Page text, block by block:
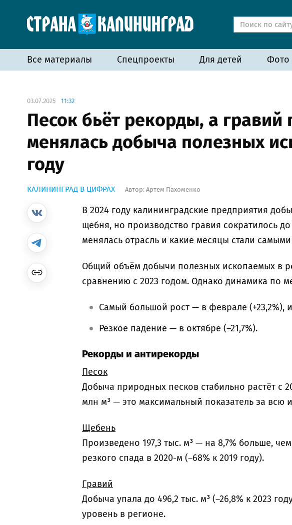
Все материалы Спецпроекты Для детей Фото
03.07.2025 11:32
Песок бьёт рекорды, а гравий
менялась добыча полезных
году
КАЛИНИНГРАД В ЦИФРАХ Автор: Артем Пахоменко
В 2024 году калининградские предприятия
щебня, но производство гравия сократилось
менялась отрасль и какие месяцы стали
Общий объём добычи полезных ископаемых в
сравнению с 2023 годом. Однако динамика по
Самый большой рост — в феврале (+23,2%),
Резкое падение — в октябре (–21,7%).
Рекорды и антирекорды
Песок
Добыча природных песков стабильно растёт с
млн м³ — это максимальный показатель за всю
Щебень
Произведено 197,3 тыс. м³ — на 8,7% больше,
резкого спада в 2020-м (–68% к 2019 году).
Гравий
Добыча упала до 496,2 тыс. м³ (–26,8% к 2023
уровень в регионе.